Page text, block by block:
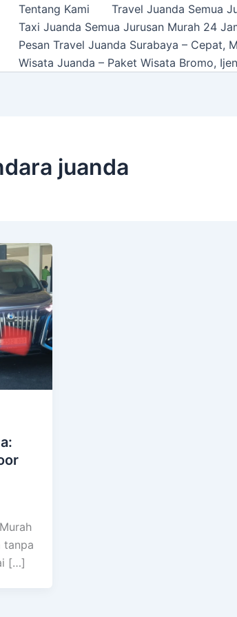
Tentang Kami Travel Juanda Semua
Taxi Juanda Semua Jurusan Murah 24
Pesan Travel Juanda Surabaya – Cepat,
Wisata Juanda – Paket Wisata Bromo,
juanda
tanpa
[…]